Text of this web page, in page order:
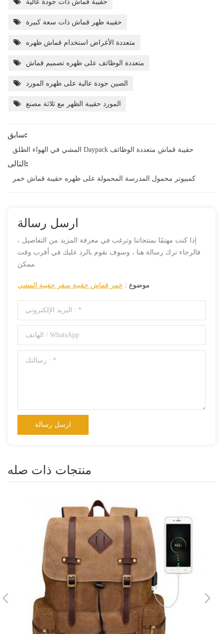
حقيبة قماش ذات جودة عالية
حقيبة ظهر قماش ذات سعة كبيرة
متعددة الأغراض استخدام قماش ظهره
متعددة الوظائف على ظهره تصميم قماش
الصين جودة عالية على ظهره المورد
المورد حقيبة الظهر مع ثلاثة مصنع
سابق:
المشي في الهواء الطلق Daypack حقيبة قماش متعددة الوظائف
التالى:
كمبيوتر محمول المدرسة المحمولة على ظهره حقيبة قماش خمر
ارسل رسالة
إذا كنت مهتمًا بمنتجاتنا وترغب في معرفة المزيد من التفاصيل ،
فالرجاء ترك رسالة هنا ، وسوف نقوم بالرد عليك في أقرب وقت
موضوع : خمر قماش حقيبة سفر حقيبة المشي
منتجات ذات صله